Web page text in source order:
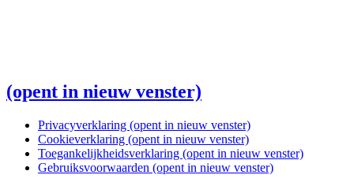
(opent in nieuw venster)
Privacyverklaring (opent in nieuw venster)
Cookieverklaring (opent in nieuw venster)
Toegankelijkheidsverklaring (opent in nieuw venster)
Gebruiksvoorwaarden (opent in nieuw venster)